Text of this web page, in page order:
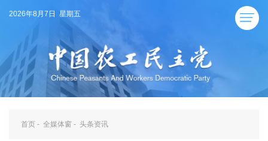
2026年8月7日 星期五
首页 - 全媒体窗 - 头条资讯